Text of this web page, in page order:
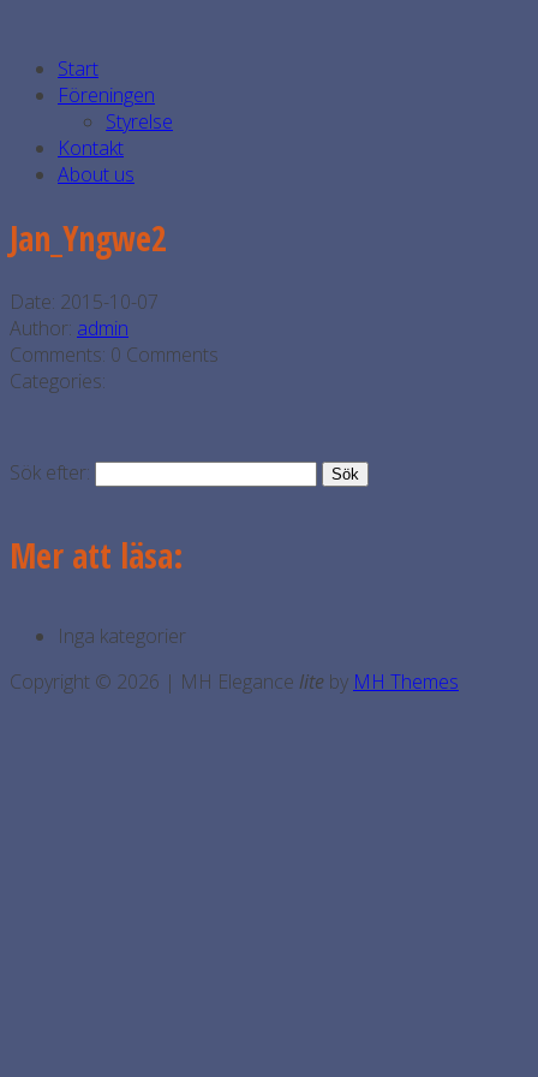
Start
Föreningen
Styrelse
Kontakt
About us
Jan_Yngwe2
Date: 2015-10-07
Author: admin
Comments: 0 Comments
Categories:
Sök efter:
Mer att läsa:
Inga kategorier
Copyright © 2026 | MH Elegance lite by MH Themes